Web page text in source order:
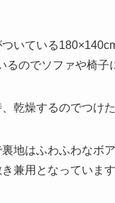
いている
るのでソファや椅
乾燥するのでつけ
地はふわふわなボア
兼用となっています